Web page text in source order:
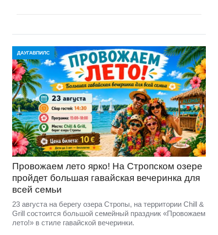
ДАУГАВПИЛС
Провожаем лето ярко! На Стропском озере
пройдет большая гавайская вечеринка для
всей семьи
23 августа на берегу озера Стропы, на территории Chill &
Grill состоится большой семейный праздник «Провожаем
лето!» в стиле гавайской вечеринки.